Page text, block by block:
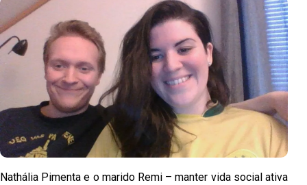
Nathália Pimenta e o marido Remi – manter vida social ativa